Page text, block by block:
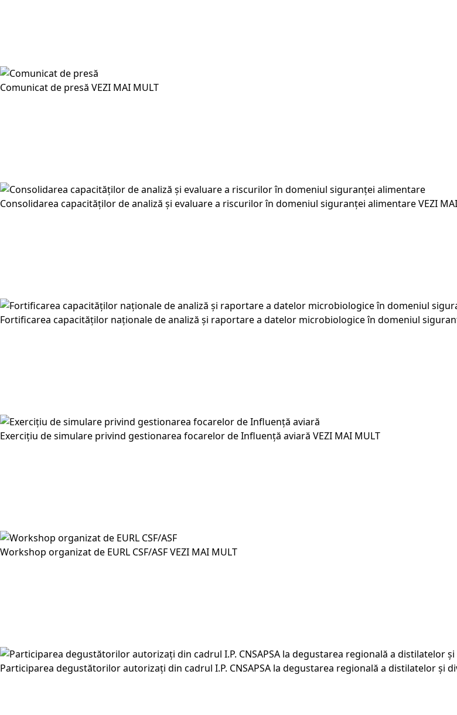
Comunicat de presă VEZI MAI MULT
Consolidarea capacităților de analiză și evaluare a riscurilor în domeniul siguranței alimentareVEZI
Fortificarea capacităților naționale de analiză și raportare a datelor microbiologice în domeniul
Exercițiu de simulare privind gestionarea focarelor de Influență aviară VEZI MAI MULT
Workshop organizat de EURL CSF/ASFVEZI MAI MULT
Participarea degustătorilor autorizați din cadrul I.P. CNSAPSA la degustarea regională a distilatelor și